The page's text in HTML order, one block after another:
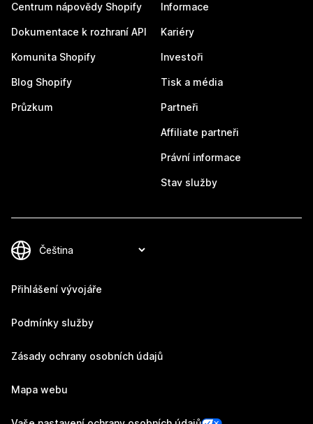
Centrum nápovědy Shopify
Dokumentace k rozhraní API
Komunita Shopify
Blog Shopify
Průzkum
Informace
Kariéry
Investoři
Tisk a média
Partneři
Affiliate partneři
Právní informace
Stav služby
Přihlášení vývojáře
Podmínky služby
Zásady ochrany osobních údajů
Mapa webu